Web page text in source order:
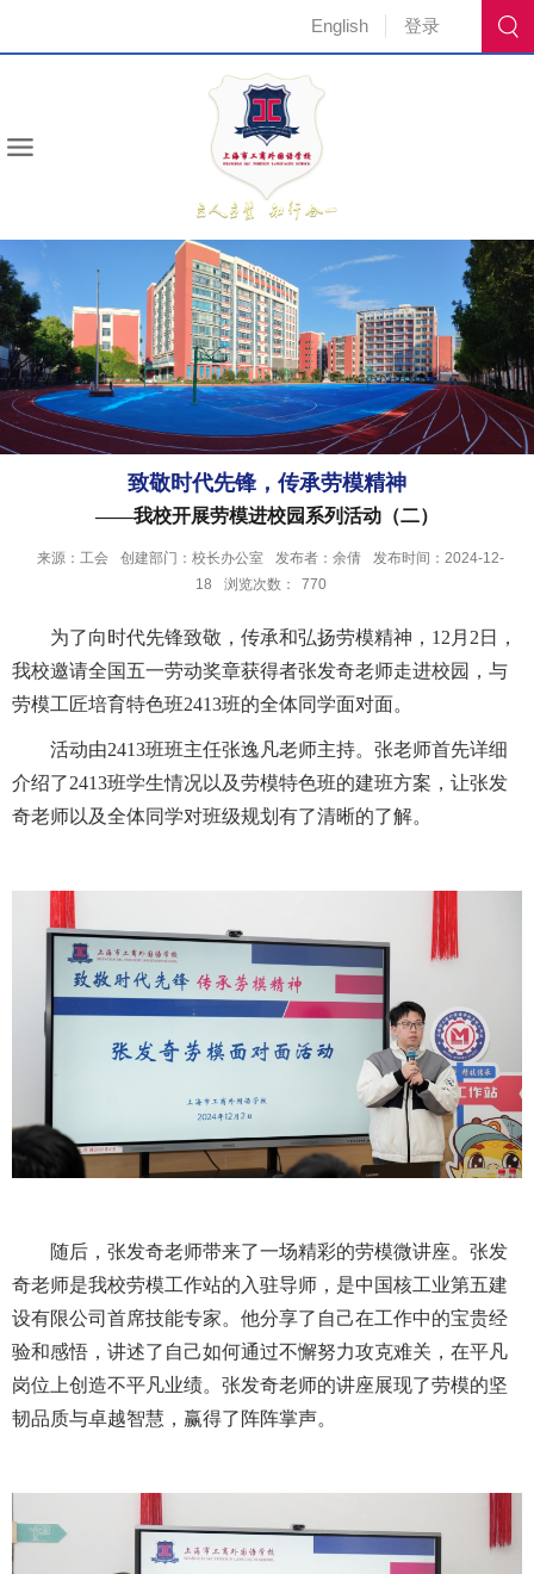
English 登录
致敬时代先锋，传承劳模精神
——我校开展劳模进校园系列活动（二）
来源：工会 创建部门：校长办公室 发布者：余倩
发布时间：2024-12-
18
浏览次数： 770
为了向时代先锋致敬，传承和弘扬劳模精神， 12 月 2 日，
我校邀请全国五一劳动奖章获得者张发奇老师走进校园，与
劳模工匠培育特色班2413班的全体同学面对面。
活动由2413班班主任张逸凡老师主持。张老师首先详细
介绍了2413班学生情况以及劳模特色班的建班方案，让张发
奇老师以及全体同学对班级规划有了清晰的了解。
随后，张发奇老师带来了一场精彩的劳模微讲座。张发
奇老师是我校劳模工作站的入驻导师，是中国核工业第五建
设有限公司首席技能专家。他分享了自己在工作中的宝贵经
验和感悟，讲述了自己如何通过不懈努力攻克难关，在平凡
岗位上创造不平凡业绩。张发奇老师的讲座展现了劳模的坚
韧品质与卓越智慧，赢得了阵阵掌声。